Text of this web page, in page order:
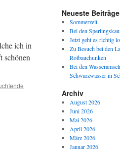
ich in
schönen
Neueste Beiträge
Sommerzeit
Bei den
Jetzt geht es richtig
Zu Besuch bei den
Rotbauchunken
Bei den
Schwarzwasser in
Archiv
August 2026
Juni 2026
Mai 2026
April 2026
März 2026
Januar 2026